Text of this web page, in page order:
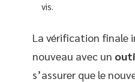
vis.
La vérification finale
nouveau avec un
s’assurer que le